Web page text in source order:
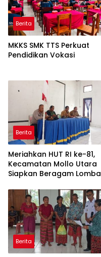
Berita
MKKS SMK TTS Perkuat
Pendidikan Vokasi
Berita
Meriahkan HUT RI ke-81,
Kecamatan Mollo Utara
Siapkan Beragam Lomba
Dilarang
Berita